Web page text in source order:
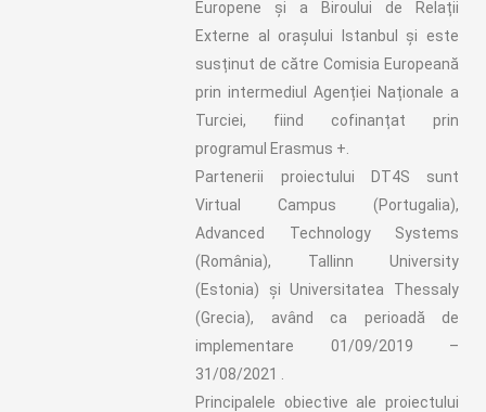
Europene și a Biroului de Relații
Externe al orașului Istanbul și este
susținut de către Comisia Europeană
prin intermediul Agenției Naționale a
Turciei, fiind cofinanțat prin
programul Erasmus +.
Partenerii proiectului DT4S sunt
Virtual Campus (Portugalia),
Advanced Technology Systems
(România), Tallinn University
(Estonia) și Universitatea Thessaly
(Grecia), având ca perioadă de
implementare 01/09/2019 –
31/08/2021 .
Principalele obiective ale proiectului